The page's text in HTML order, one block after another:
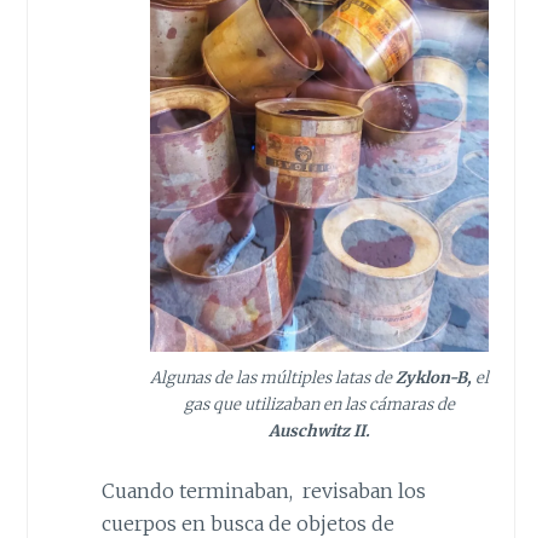
Algunas de las múltiples latas deZyklon-B, el
gas que utilizaban en las cámaras de
Auschwitz II.
Cuando terminaban, revisaban los
cuerpos en busca de objetos de